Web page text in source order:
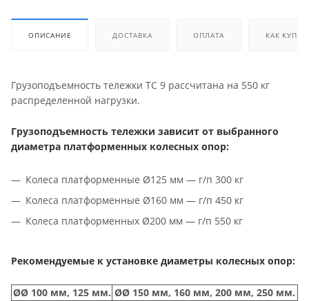
ОПИСАНИЕ ДОСТАВКА ОПЛАТА КАК
Грузоподъемность тележки ТС 9 рассчитана на 550 кг
распределенной нагрузки.
Грузоподъемность тележки зависит от выбранного
диаметра платформенных колесных опор:
Колеса платформенные Ø125 мм — г/п 300 кг
Колеса платформенные Ø160 мм — г/п 450 кг
Колеса платформенных Ø200 мм — г/п 550 кг
Рекомендуемые к установке диаметры колесных опор:
ØØ 100 мм, 125 мм. ØØ 150 мм, 160 мм, 200 мм, 250 мм.